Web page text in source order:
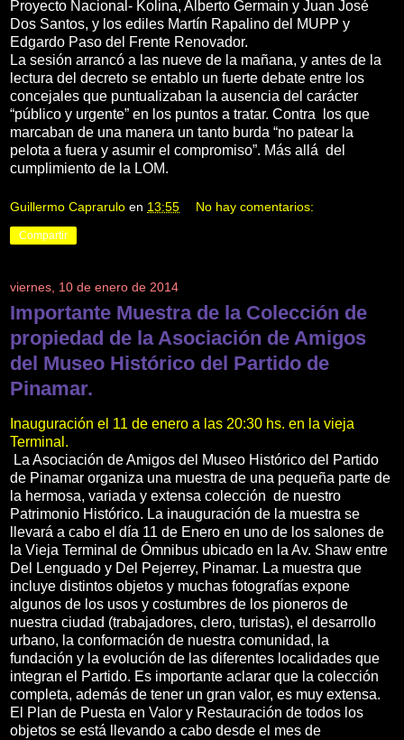
Proyecto Nacional- Kolina, Alberto Germain y Juan José
Dos Santos, y los ediles Martín Rapalino del MUPP y
Edgardo Paso del Frente Renovador.
La sesión arrancó a las nueve de la mañana, y antes de la
lectura del decreto se entablo un fuerte debate entre los
concejales que puntualizaban la ausencia del carácter
“público y urgente” en los puntos a tratar. Contra los que
marcaban de una manera un tanto burda “no patear la
pelota a fuera y asumir el compromiso”. Más allá del
cumplimiento de la LOM.
Guillermo Caprarulo en 13:55 No hay comentarios:
Compartir
viernes, 10 de enero de 2014
Importante Muestra de la Colección de
propiedad de la Asociación de Amigos
del Museo Histórico del Partido de
Pinamar.
Inauguración el 11 de enero a las 20:30 hs. en la vieja
Terminal.
La Asociación de Amigos del Museo Histórico del Partido
de Pinamar organiza una muestra de una pequeña parte de
la hermosa, variada y extensa colección de nuestro
Patrimonio Histórico. La inauguración de la muestra se
llevará a cabo el día 11 de Enero en uno de los salones de
la Vieja Terminal de Ómnibus ubicado en la Av. Shaw entre
Del Lenguado y Del Pejerrey, Pinamar. La muestra que
incluye distintos objetos y muchas fotografías expone
algunos de los usos y costumbres de los pioneros de
nuestra ciudad (trabajadores, clero, turistas), el desarrollo
urbano, la conformación de nuestra comunidad, la
fundación y la evolución de las diferentes localidades que
integran el Partido. Es importante aclarar que la colección
completa, además de tener un gran valor, es muy extensa.
El Plan de Puesta en Valor y Restauración de todos los
objetos se está llevando a cabo desde el mes de